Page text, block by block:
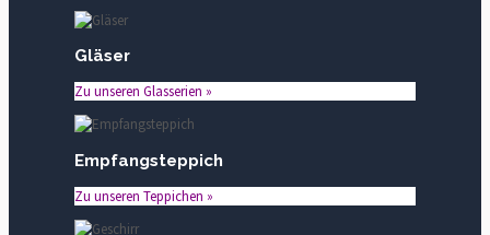
Gläser
Zu unseren Glasserien »
Empfangsteppich
Zu unseren Teppichen »